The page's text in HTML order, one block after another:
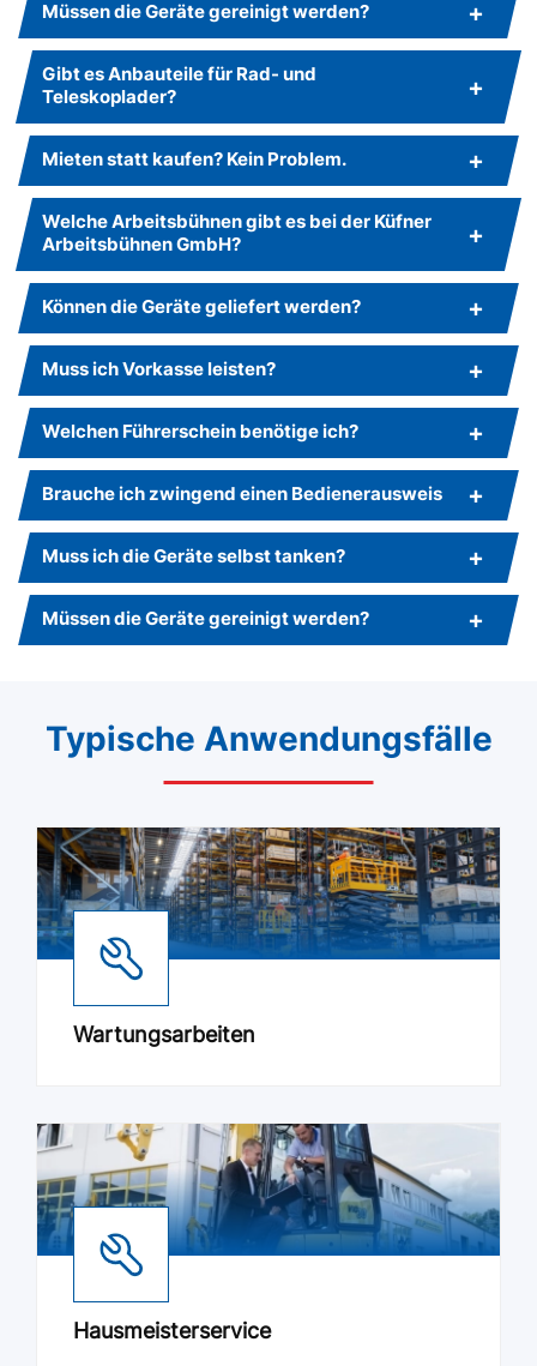
Müssen die Geräte gereinigt werden?
Gibt es Anbauteile für Rad- und
Teleskoplader?
Mieten statt kaufen? Kein Problem.
Welche Arbeitsbühnen gibt es bei der Küfner
Arbeitsbühnen GmbH?
Können die Geräte geliefert werden?
Muss ich Vorkasse leisten?
Welchen Führerschein benötige ich?
Brauche ich zwingend einen Bedienerausweis
Muss ich die Geräte selbst tanken?
Müssen die Geräte gereinigt werden?
Typische Anwendungsfälle
Wartungsarbeiten
Hausmeisterservice